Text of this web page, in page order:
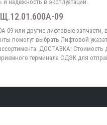
надёжность в эксплуатации.
09
или другие лифтовые запчасти,
помогут выбрать Лифтовой
ДОСТАВКА: Стоимость
терминала СДЭК для